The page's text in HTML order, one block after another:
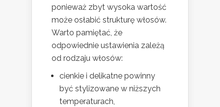
ponieważ zbyt wysoka wartość
może osłabić strukturę włosów.
Warto pamiętać, że
odpowiednie ustawienia zależą
od rodzaju włosów:
cienkie i delikatne powinny
być stylizowane w niższych
temperaturach,